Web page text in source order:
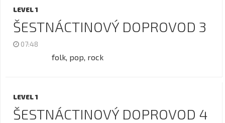
LEVEL 1
ŠESTNÁCTINOVÝ DOPROVOD 3
07:48
folk, pop, rock
LEVEL 1
ŠESTNÁCTINOVÝ DOPROVOD 4